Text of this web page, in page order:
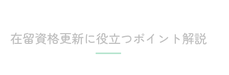
在留資格更新に役立つポイント解説